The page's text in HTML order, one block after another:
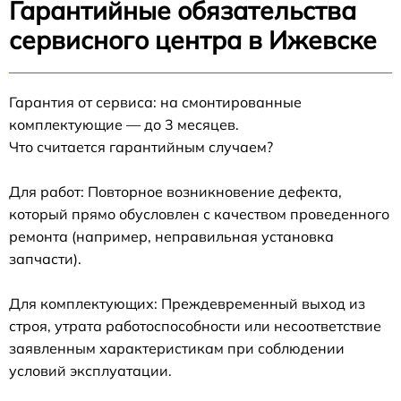
Гарантийные обязательства
сервисного центра в Ижевске
Гарантия от сервиса: на смонтированные
комплектующие — до 3 месяцев.
Что считается гарантийным случаем?
Для работ: Повторное возникновение дефекта,
который прямо обусловлен с качеством проведенного
ремонта (например, неправильная установка
запчасти).
Для комплектующих: Преждевременный выход из
строя, утрата работоспособности или несоответствие
заявленным характеристикам при соблюдении
условий эксплуатации.